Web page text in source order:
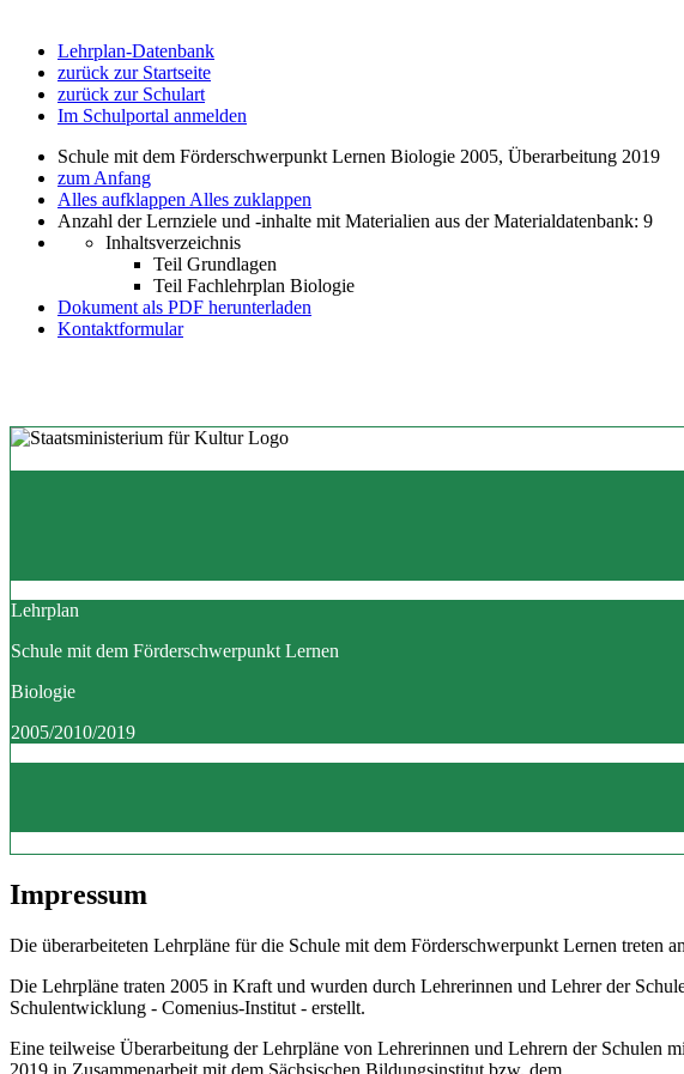
Lehrplan-Datenbank
zurück zur Startseite
zurück zur Schulart
Im Schulportal anmelden
Schule mit dem Förderschwerpunkt Lernen Biologie 2005, Überarbeitung 2019
zum Anfang
Alles aufklappen Alles zuklappen
Anzahl der Lernziele und -inhalte mit Materialien aus der Materialdatenbank: 9
Inhaltsverzeichnis
Teil Grundlagen
Teil Fachlehrplan Biologie
Dokument als PDF herunterladen
Kontaktformular
Lehrplan
Schule mit dem Förderschwerpunkt Lernen
Biologie
2005/2010/2019
Impressum
Die überarbeiteten Lehrpläne für die Schule mit dem Förderschwerpunkt Lernen treten
Die Lehrpläne traten 2005 in Kraft und wurden durch Lehrerinnen und Lehrer der
Schulentwicklung - Comenius-Institut - erstellt.
Eine teilweise Überarbeitung der Lehrpläne von Lehrerinnen und Lehrern der Schulen
2019 in Zusammenarbeit mit dem Sächsischen Bildungsinstitut bzw. dem